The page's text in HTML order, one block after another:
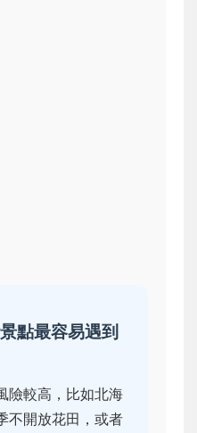
點最容易遇到
險較高，比如北海
不開放花田，或者